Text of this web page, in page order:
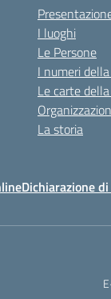
I luoghi
Le Persone
I numeri
Le carte
La storia
Dichiarazione